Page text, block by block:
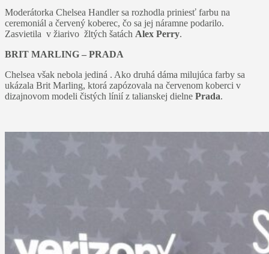
Moderátorka Chelsea Handler sa rozhodla priniesť farbu na
ceremoniál a červený koberec, čo sa jej náramne podarilo.
Zasvietila v žiarivo žltých šatách Alex Perry.
BRIT MARLING – PRADA
Chelsea však nebola jediná . Ako druhá dáma milujúca farby sa
ukázala Brit Marling, ktorá zapózovala na červenom koberci v
dizajnovom modeli čistých línií z talianskej dielne Prada.